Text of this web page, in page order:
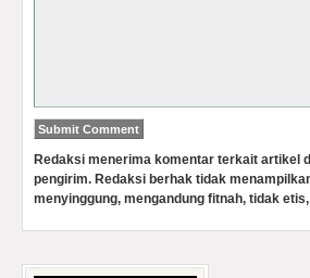
Redaksi menerima komentar terkait artikel
pengirim. Redaksi berhak tidak
menyinggung, mengandung fitnah, tidak